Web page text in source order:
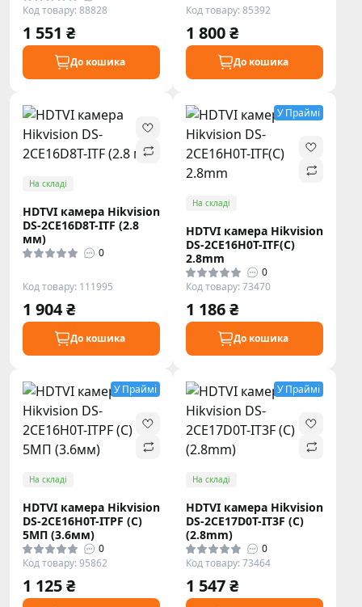
Код товару: 88828
1 551 ₴
До кошика
Код товару: 85392
1 800 ₴
До кошика
На складі
HDTVI камера Hikvision
DS-2CE16D8T-ITF (2.8
мм)
0
Код товару: 111995
1 904 ₴
До кошика
У Праймі
На складі
HDTVI камера Hikvision
DS-2CE16H0T-ITF(С)
2.8mm
0
Код товару: 73470
1 186 ₴
До кошика
У Праймі
На складі
HDTVI камера Hikvision
DS-2CE16H0T-ITPF (C)
5МП (3.6мм)
0
Код товару: 95862
1 125 ₴
У Праймі
На складі
HDTVI камера Hikvision
DS-2CE17D0T-IT3F (C)
(2.8mm)
0
Код товару: 73464
1 547 ₴